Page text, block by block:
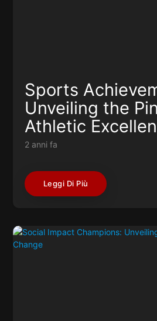
Sports
Unveiling the
Athletic
2 anni fa
Leggi Di Più